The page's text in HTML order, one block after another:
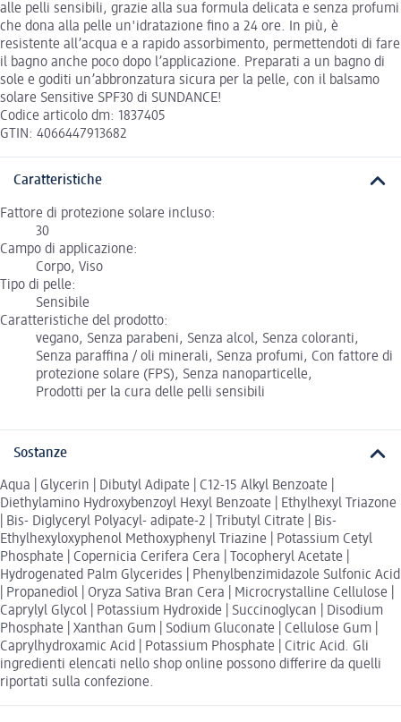
alle pelli sensibili, grazie alla sua formula delicata e senza profumi
che dona alla pelle un'idratazione fino a 24 ore. In più, è
resistente all’acqua e a rapido assorbimento, permettendoti di fare
il bagno anche poco dopo l’applicazione. Preparati a un bagno di
sole e goditi un’abbronzatura sicura per la pelle, con il balsamo
solare Sensitive SPF30 di SUNDANCE!
Codice articolo dm: 1837405
GTIN: 4066447913682
Caratteristiche
Fattore di protezione solare incluso:
30
Campo di applicazione:
Corpo, Viso
Tipo di pelle:
Sensibile
Caratteristiche del prodotto:
vegano, Senza parabeni, Senza alcol, Senza coloranti,
Senza paraffina / oli minerali, Senza profumi, Con fattore di
protezione solare (FPS), Senza nanoparticelle,
Prodotti per la cura delle pelli sensibili
Sostanze
Aqua | Glycerin | Dibutyl Adipate | C12-15 Alkyl Benzoate |
Diethylamino Hydroxybenzoyl Hexyl Benzoate | Ethylhexyl Triazone
| Bis- Diglyceryl Polyacyl- adipate-2 | Tributyl Citrate | Bis-
Ethylhexyloxyphenol Methoxyphenyl Triazine | Potassium Cetyl
Phosphate | Copernicia Cerifera Cera | Tocopheryl Acetate |
Hydrogenated Palm Glycerides | Phenylbenzimidazole Sulfonic Acid
| Propanediol | Oryza Sativa Bran Cera | Microcrystalline Cellulose |
Caprylyl Glycol | Potassium Hydroxide | Succinoglycan | Disodium
Phosphate | Xanthan Gum | Sodium Gluconate | Cellulose Gum |
Caprylhydroxamic Acid | Potassium Phosphate | Citric Acid. Gli
ingredienti elencati nello shop online possono differire da quelli
riportati sulla confezione.